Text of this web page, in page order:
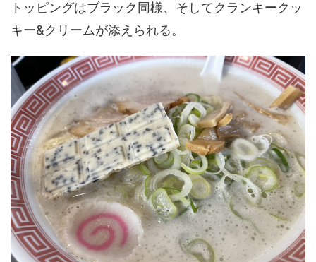
トッピングはブラック同様、そしてクランキークッ
キー&クリームが添えられる。